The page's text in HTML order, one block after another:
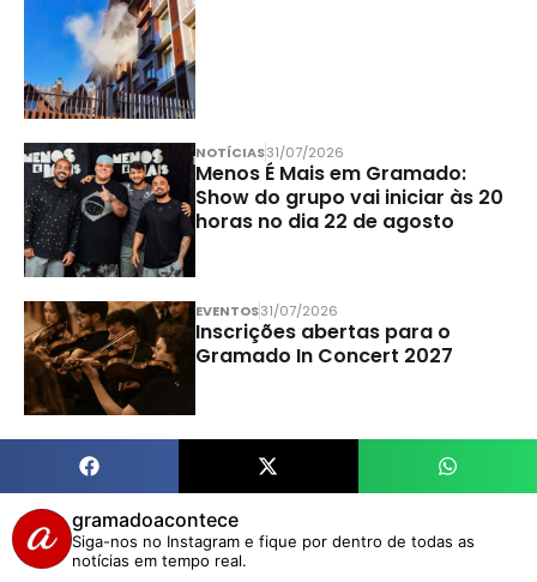
NOTÍCIAS31/07/2026
Menos É Mais em Gramado:
Show do grupo vai iniciar às 20
horas no dia 22 de agosto
EVENTOS31/07/2026
Inscrições abertas para o
Gramado In Concert 2027
gramadoacontece
Siga-nos no Instagram e fique por dentro de todas as
notícias em tempo real.